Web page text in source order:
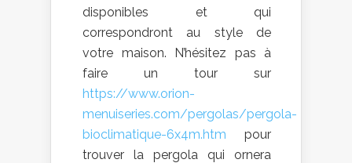
disponibles et qui
correspondront au style de
votre maison. N’hésitez pas à
faire un tour sur
https://www.orion-
menuiseries.com/pergolas/pergola-
bioclimatique-6x4m.htm
pour
trouver la pergola qui ornera